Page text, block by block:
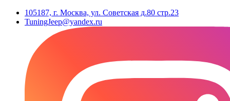
105187, г. Москва, ул. Советская д.80 стр.23
TuningJeep@yandex.ru